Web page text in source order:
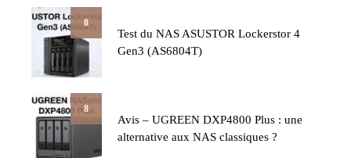
8
Test du NAS ASUSTOR Lockerstor 4
Gen3 (AS6804T)
8
Avis – UGREEN DXP4800 Plus : une
alternative aux NAS classiques ?